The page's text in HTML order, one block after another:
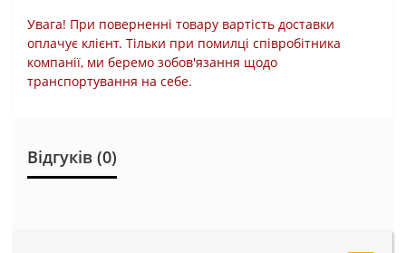
Увага! При поверненні товару вартість доставки
оплачує клієнт. Тільки при помилці співробітника
компанії, ми беремо зобов'язання щодо
транспортування на себе.
Відгуків (0)